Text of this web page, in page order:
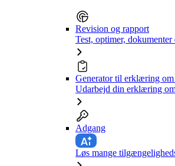
Revision og rapport
Test, optimer,
Generator til erklæring
Udarbejd din erklæring
Adgang
Løs mange